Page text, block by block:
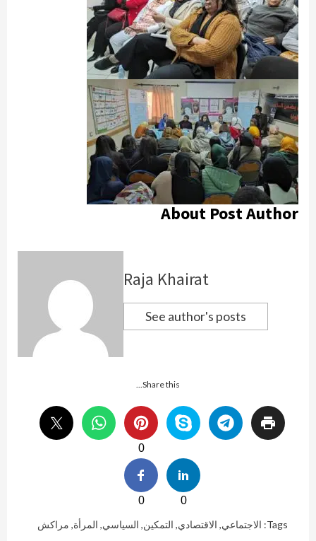
About Post Author
Raja Khairat
See author's posts
Share this...
0
0
0
Tags: الاجتماعي, الاقتصادي, التمكين, السياسي, المرأة, مراكش